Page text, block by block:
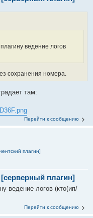
ведение логов
сохранения номера.
там:
Перейти к сообщению
плагин]
плагин]
ведение логов (кто(ип/
Перейти к сообщению